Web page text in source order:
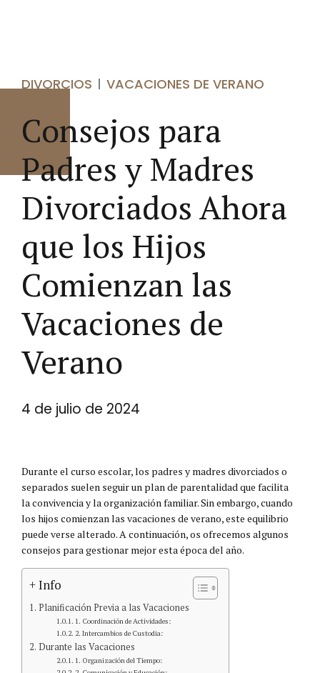
DIVORCIOS VACACIONES DE VERANO
Consejos para
Padres y Madres
Divorciados Ahora
que los Hijos
Comienzan las
Vacaciones de
Verano
4 de julio de 2024
Durante el curso escolar, los padres y madres divorciados o
separados suelen seguir un plan de parentalidad que facilita
la convivencia y la organización familiar. Sin embargo, cuando
los hijos comienzan las vacaciones de verano, este equilibrio
puede verse alterado. A continuación, os ofrecemos algunos
consejos para gestionar mejor esta época del año.
+ Info
Planificación Previa a las Vacaciones
1. Coordinación de Actividades:
2. Intercambios de Custodia:
Durante las Vacaciones
1. Organización del Tiempo: